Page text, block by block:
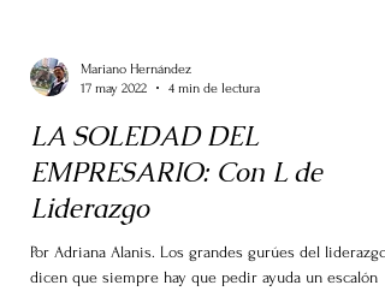
Mariano Hernández
17 may 2022
4 min de lectura
LA SOLEDAD DEL
EMPRESARIO: Con L de
Liderazgo
Por Adriana Alanis. Los grandes gurúes del liderazgo
dicen que siempre hay que pedir ayuda un escalón